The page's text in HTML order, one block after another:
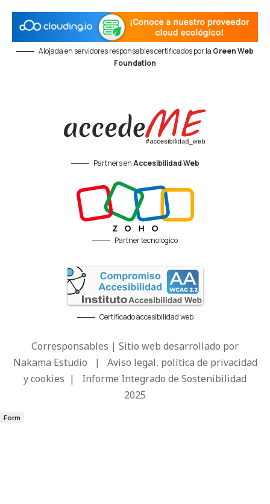
Alojada en servidores responsables certificados por la Green Web
Foundation
Partners enAccesibilidad Web
Partner tecnológico
Certificado accesibilidad web
Corresponsables | Sitio web desarrollado por
Nakama Estudio | Aviso legal, política de privacidad
y cookies | Informe Integrado de Sostenibilidad
2025
Form